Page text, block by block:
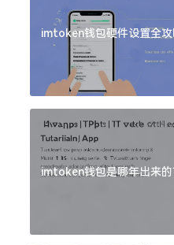
imtoken钱包硬件设置全
imtoken钱包是哪年出来